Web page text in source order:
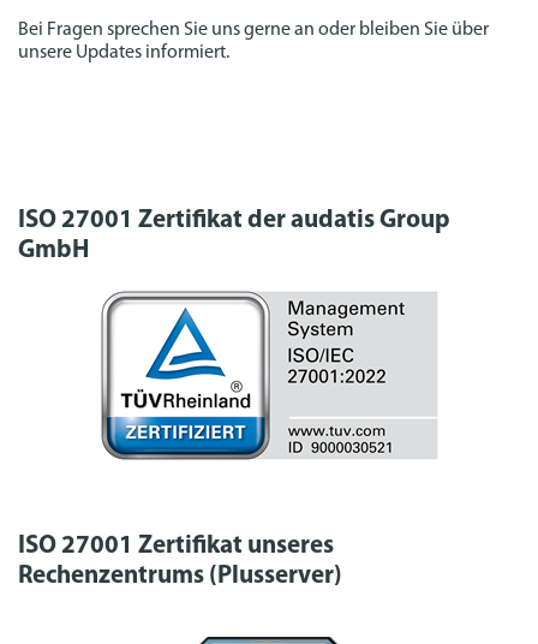
Bei Fragen sprechen Sie uns gerne an oder bleiben Sie über
unsere Updates informiert.
ISO 27001 Zertifikat der audatis Group
GmbH
ISO 27001 Zertifikat unseres
Rechenzentrums (Plusserver)